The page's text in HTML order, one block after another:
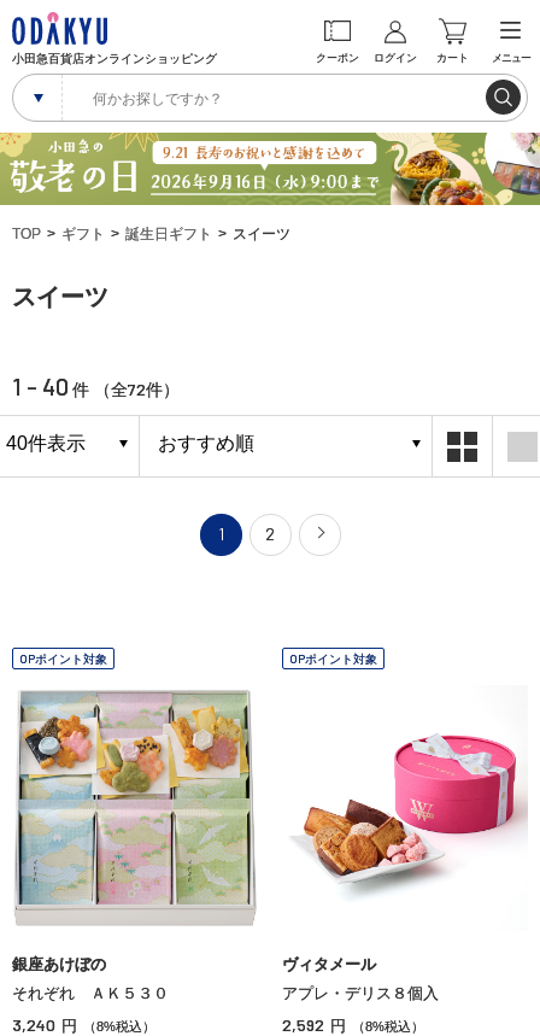
小田急百貨店オンラインショッピング クーポン ログイン カート メニュー
TOP ギフト 誕生日ギフト スイーツ
スイーツ
1 - 40 件 （全72件）
1 2
OPポイント対象
銀座あけぼの
それぞれ ＡＫ５３０
3,240 円 （8%税込）
OPポイント対象
ヴィタメール
アプレ・デリス８個入
2,592 円 （8%税込）